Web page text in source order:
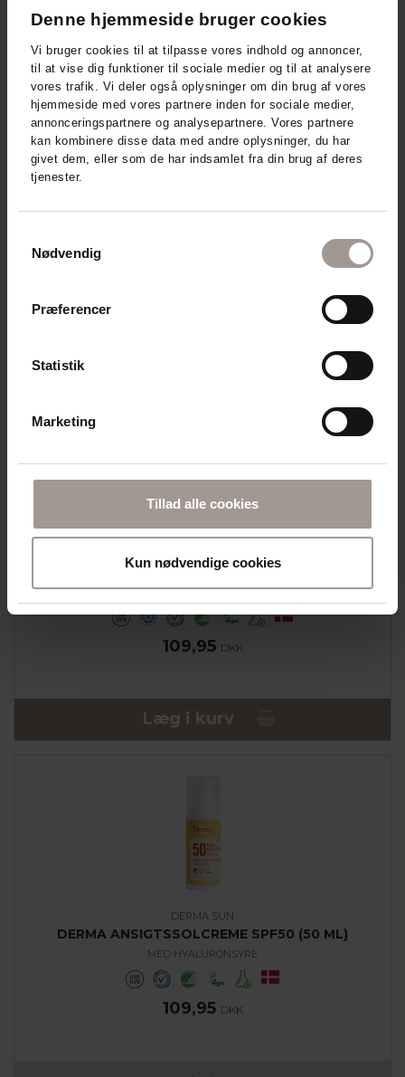
Denne hjemmeside bruger cookies
Vi bruger cookies til at tilpasse vores indhold og annoncer,
til at vise dig funktioner til sociale medier og til at analysere
vores trafik. Vi deler også oplysninger om din brug af vores
hjemmeside med vores partnere inden for sociale medier,
annonceringspartnere og analysepartnere. Vores partnere
kan kombinere disse data med andre oplysninger, du har
givet dem, eller som de har indsamlet fra din brug af deres
tjenester.
Nødvendig
Præferencer
Statistik
Marketing
Tillad alle cookies
Kun nødvendige cookies
Derma - relaterede produkter
DERMA SOLOLIE SPF30 (150 ML)
ALLERGYAWARD VINDER 2015
109,95 DKK
Læg i kurv
DERMA SUN
DERMA ANSIGTSSOLCREME SPF50 (50 ML)
MED HYALURONSYRE
109,95 DKK